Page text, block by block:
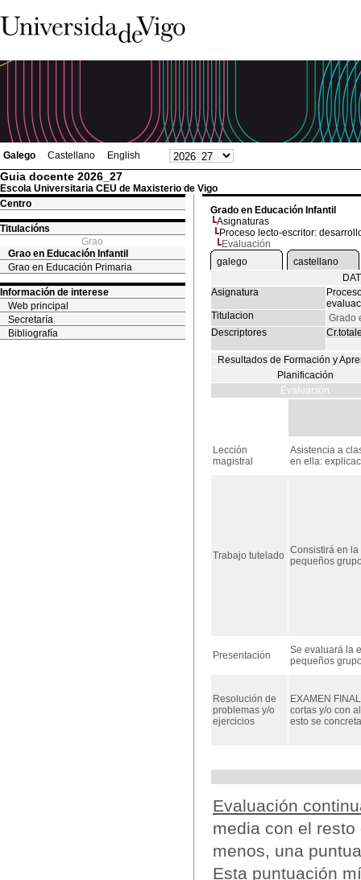
Galego Castellano English
Guia docente 2026_27
Escola Universitaria CEU de Maxisterio de Vigo
Centro
Titulacións
Grao
Grao en Educación Infantil
Grao en Educación Primaria
Información de interese
Web principal
Secretaría
Bibliografía
Grado en Educación Infantil
Asignaturas
Proceso lecto-escritor:
Evaluación
galego
castellano
Asignatura
Titulacion
Grado
Descriptores
Resultados de Formación y
Planificación
Evaluación
Lección
magistral
Asistencia a
en ella:
Trabajo tutelado Consistirá en
pequeños
Presentación
Se evaluará la
pequeños
Resolución de
problemas y/o
ejercicios
EXAMEN
cortas y/o con
esto se
Evaluación
media con el
menos, una
Esta puntuación